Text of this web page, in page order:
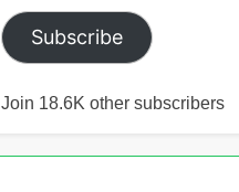
Subscribe
Join 18.6K other subscribers